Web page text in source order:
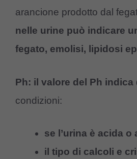
arancione prodotto dal
nelle urine può indicare
fegato, emolisi, lipidosi
Ph: il valore del Ph indica
condizioni:
se l’urina è acida o
il tipo di calcoli e